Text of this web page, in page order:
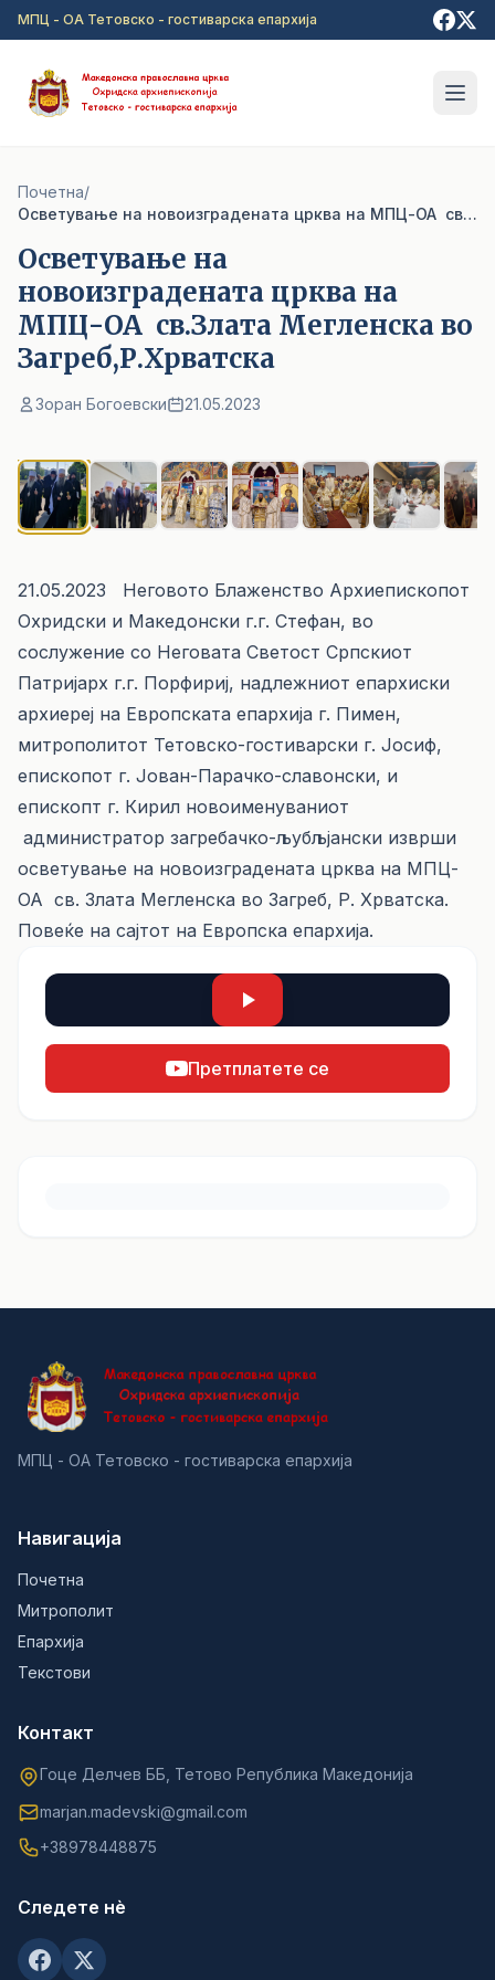
Прејди на главна содржина
МПЦ - ОА Тетовско - гостиварска епархија
Почетна/
Oсветување на новоизградената црква на МПЦ-ОА св.Злата Мегленска во Загреб,Р.Хрватска
Oсветување на
новоизградената црква на
МПЦ-ОА св.Злата Мегленска во
Загреб,Р.Хрватска
Зоран Богоевски 21.05.2023
21.05.2023 Неговото Блаженство Архиепископот
Охридски и Македонски г.г. Стефан, во
сослужение со Неговата Светост Српскиот
Патријарх г.г. Порфириј, надлежниот епархиски
архиереј на Европската епархија г. Пимен,
митрополитот Тетовско-гостиварски г. Јосиф,
епископот г. Јован-Парачко-славонски, и
епископт г. Кирил новоименуваниот
администратор загребачко-љубљјански изврши
осветување на новоизградената црква на МПЦ-
ОА св. Злата Мегленска во Загреб, Р. Хрватска.
Повеќе на сајтот на Европска епархија.
Претплатете се
МПЦ - ОА Тетовско - гостиварска епархија
Навигација
Почетна
Митрополит
Епархија
Текстови
Контакт
Гоце Делчев ББ, Тетово Република Македонија
marjan.madevski@gmail.com
+38978448875
Следете нè